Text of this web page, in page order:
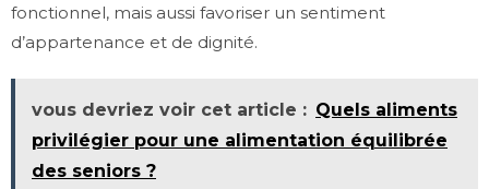
fonctionnel, mais aussi favoriser un sentiment
d’appartenance et de dignité.
vous devriez voir cet article : Quels aliments
privilégier pour une alimentation équilibrée
des seniors ?